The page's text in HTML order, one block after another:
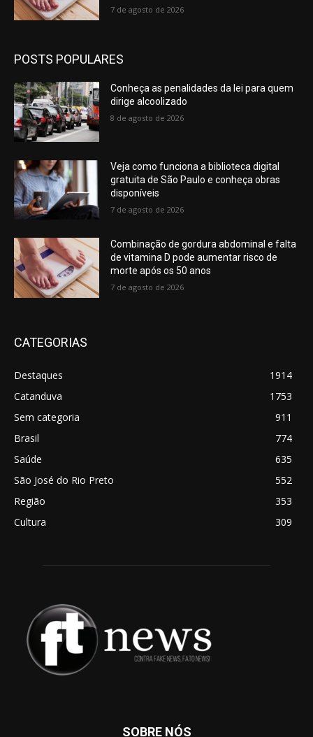
7 de agosto de 2026
POSTS POPULARES
Conheça as penalidades da lei para quem
dirige alcoolizado
8 de agosto de 2026
Veja como funciona a biblioteca digital
gratuita de São Paulo e conheça obras
disponíveis
7 de agosto de 2026
Combinação de gordura abdominal e falta
de vitamina D pode aumentar risco de
morte após os 50 anos
7 de agosto de 2026
CATEGORIAS
Destaques
1914
Catanduva
1753
Sem categoria
911
Brasil
774
Saúde
635
São José do Rio Preto
552
Região
353
Cultura
309
SOBRE NÓS